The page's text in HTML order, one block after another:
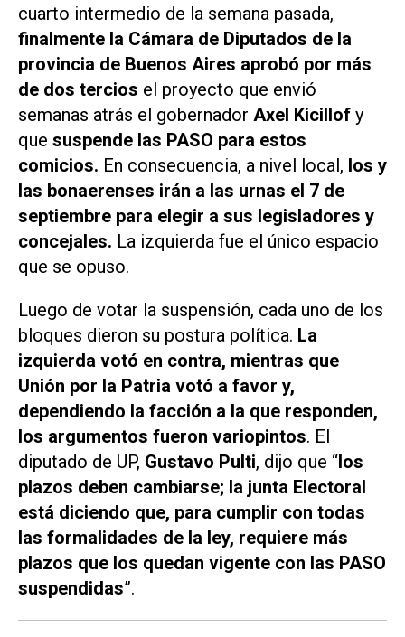
cuarto intermedio de la semana pasada,
finalmente la Cámara de Diputados de la
provincia de Buenos Aires aprobó por más
de dos tercios el proyecto que envió
semanas atrás el gobernador Axel Kicillof y
que suspende las PASO para estos
comicios. En consecuencia, a nivel local, los y
las bonaerenses irán a las urnas el 7 de
septiembre para elegir a sus legisladores y
concejales. La izquierda fue el único espacio
que se opuso.
Luego de votar la suspensión, cada uno de los
bloques dieron su postura política. La
izquierda votó en contra, mientras que
Unión por la Patria votó a favor y,
dependiendo la facción a la que responden,
los argumentos fueron variopintos. El
diputado de UP, Gustavo Pulti, dijo que “los
plazos deben cambiarse; la junta Electoral
está diciendo que, para cumplir con todas
las formalidades de la ley, requiere más
plazos que los quedan vigente con las PASO
suspendidas”.